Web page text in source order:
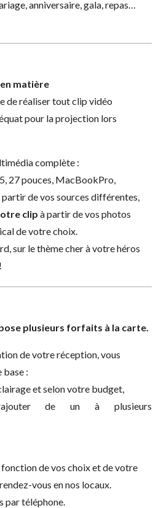
anniversaire, gala, repas…
matière
de réaliser tout clip vidéo
pour la projection lors
complète :
27 pouces, MacBookPro,
de vos sources différentes,
clip à partir de vos photos
de votre choix.
sur le thème cher à votre héros
plusieurs forfaits à la carte.
de votre réception, vous
base :
et selon votre budget,
de un à plusieurs
de vos choix et de votre
vous en nos locaux.
par téléphone.